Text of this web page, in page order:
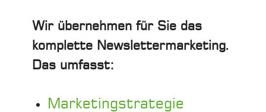
Wir übernehmen für Sie das
komplette Newslettermarketing.
Das umfasst:
Marketingstrategie